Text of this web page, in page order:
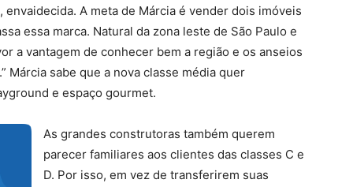
A meta de Márcia é vender dois imóveis
essa marca. Natural da zona leste de São Paulo e
a vantagem de conhecer bem a região e os anseios
Márcia sabe que a nova classe média quer
e espaço gourmet.
As grandes construtoras também querem
parecer familiares aos clientes das classes C e
D. Por isso, em vez de transferirem suas